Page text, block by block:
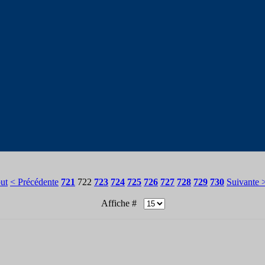
< Précédente 721 722 723 724 725 726 727 728 729 730 Suivante
Affiche #